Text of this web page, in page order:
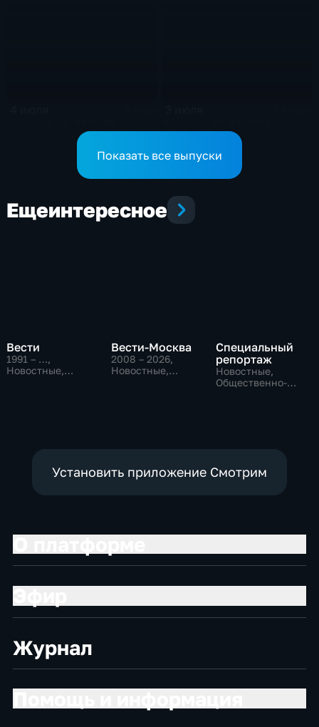
Показать все выпуски
Ещеинтересное
Вести
1991 – …,
Новостные,
Вести-Москва
2008 – 2026,
Новостные,
Специальный
репортаж
Новостные,
Общественно-
Установить приложение Смотрим
Журнал